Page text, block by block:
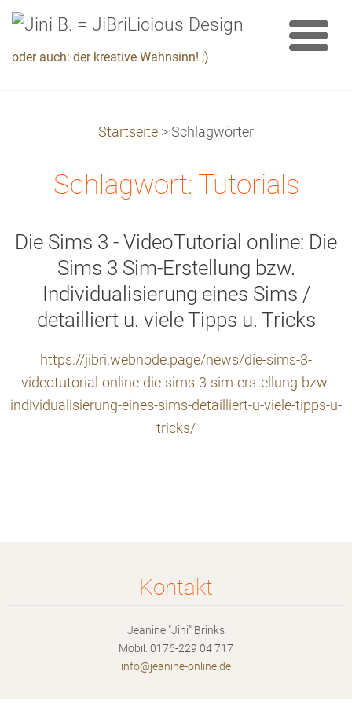
oder auch: der kreative Wahnsinn! ;)
Startseite > Schlagwörter
Schlagwort: Tutorials
Die Sims 3 - VideoTutorial online: Die
Sims 3 Sim-Erstellung bzw.
Individualisierung eines Sims /
detailliert u. viele Tipps u. Tricks
https://jibri.webnode.page/news/die-sims-3-
videotutorial-online-die-sims-3-sim-erstellung-bzw-
individualisierung-eines-sims-detailliert-u-viele-tipps-u-
tricks/
Kontakt
Jeanine "Jini" Brinks
Mobil: 0176-229 04 717
info@jeanine-onl ine.de